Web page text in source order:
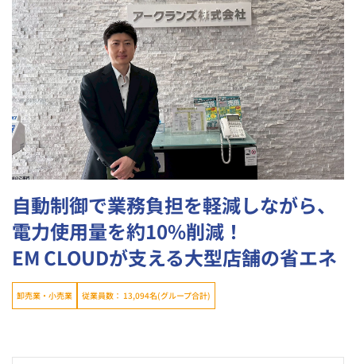
自動制御で業務負担を軽減しながら、
電力使用量を約10%削減！
EM CLOUDが支える大型店舗の省エネ
卸売業・小売業 従業員数： 13,094名(グループ合計)